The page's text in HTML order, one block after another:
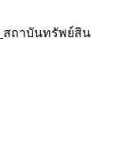
สถาบันทรัพย์สิน